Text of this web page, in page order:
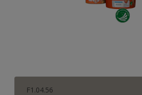
F1.04.56